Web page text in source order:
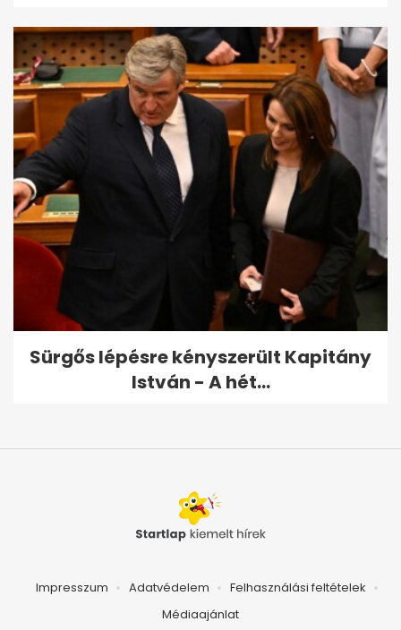
Sürgős lépésre kényszerült Kapitány
István - A hét...
Impresszum Adatvédelem
Felhasználási feltételek
Médiaajánlat